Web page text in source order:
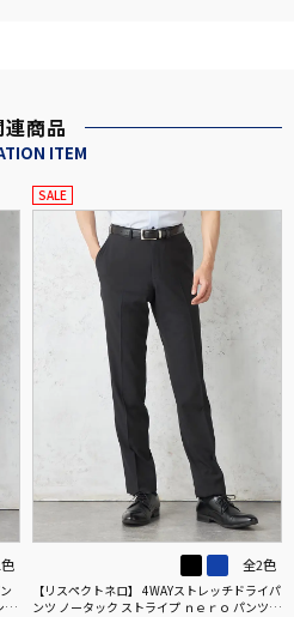
連商品
ITEM
SALE
全2色
【リスペクトネロ】 4WAYストレッチドライパ
ンツ ノータック ストライプ ｎｅｒｏ パンツウ